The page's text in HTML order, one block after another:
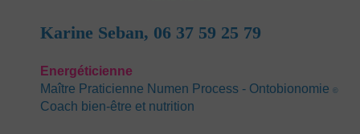
Karine Seban, 06 37 59 25 79
Energéticienne
Maître Praticienne Numen Process - Ontobionomie ©
Coach bien-être et nutrition